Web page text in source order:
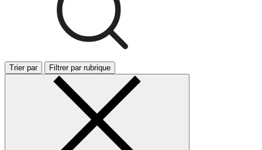
Trier par Filtrer par rubrique